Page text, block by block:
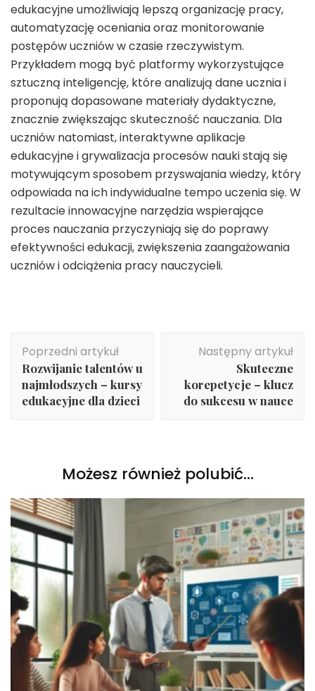
edukacyjne umożliwiają lepszą organizację pracy,
automatyzację oceniania oraz monitorowanie
postępów uczniów w czasie rzeczywistym.
Przykładem mogą być platformy wykorzystujące
sztuczną inteligencję, które analizują dane ucznia i
proponują dopasowane materiały dydaktyczne,
znacznie zwiększając skuteczność nauczania. Dla
uczniów natomiast, interaktywne aplikacje
edukacyjne i grywalizacja procesów nauki stają się
motywującym sposobem przyswajania wiedzy, który
odpowiada na ich indywidualne tempo uczenia się. W
rezultacie innowacyjne narzędzia wspierające
proces nauczania przyczyniają się do poprawy
efektywności edukacji, zwiększenia zaangażowania
uczniów i odciążenia pracy nauczycieli.
wpisu
Poprzedni artykuł
Rozwijanie talentów u
najmłodszych – kursy
edukacyjne dla dzieci
Następny artykuł
Skuteczne
korepetycje – klucz
do sukcesu w nauce
Możesz również polubić…